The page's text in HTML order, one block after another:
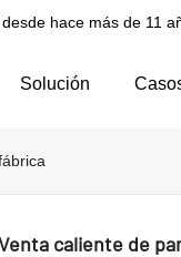
hace más de 11
Solución
caliente de